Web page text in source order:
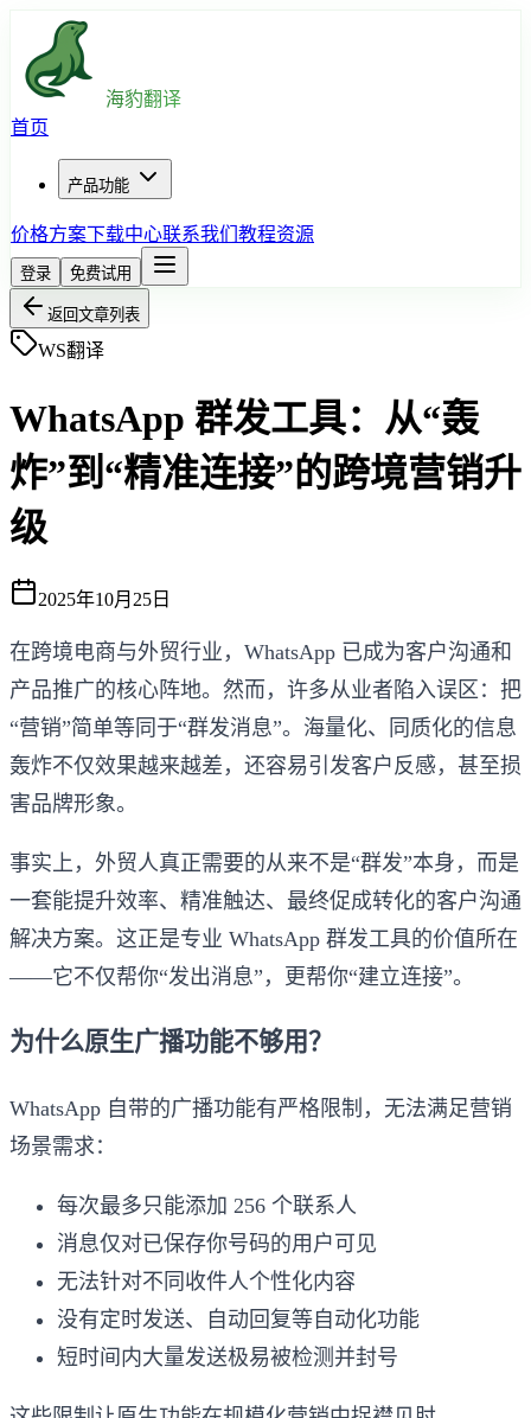
海豹翻译
首页
产品功能
价格方案下载中心联系我们 教程资源
登录 免费试用
返回文章列表
WS翻译
WhatsApp 群发工具：从“轰
炸”到“精准连接”的跨境营销升
级
2025年10月25日
在跨境电商与外贸行业，WhatsApp 已成为客户沟通和
产品推广的核心阵地。然而，许多从业者陷入误区：把
“营销”简单等同于“群发消息”。海量化、同质化的信息
轰炸不仅效果越来越差，还容易引发客户反感，甚至损
害品牌形象。
事实上，外贸人真正需要的从来不是“群发”本身，而是
一套能提升效率、精准触达、最终促成转化的客户沟通
解决方案。这正是专业 WhatsApp 群发工具的价值所在
——它不仅帮你“发出消息”，更帮你“建立连接”。
为什么原生广播功能不够用？
WhatsApp 自带的广播功能有严格限制，无法满足营销
场景需求：
每次最多只能添加 256 个联系人
消息仅对已保存你号码的用户可见
无法针对不同收件人个性化内容
没有定时发送、自动回复等自动化功能
短时间内大量发送极易被检测并封号